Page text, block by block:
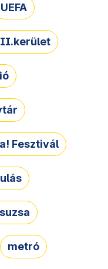
UEFA
Fesztivál
metró